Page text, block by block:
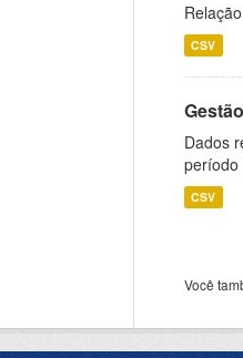
CSV
Dados
período
CSV
Você